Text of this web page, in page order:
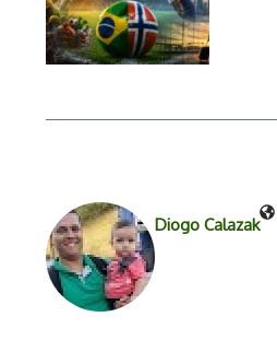
Diogo Calazak